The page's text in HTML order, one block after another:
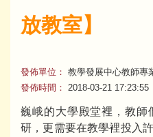
放教室】
發佈單位： 教學發展中心教師專
發佈時間：
2018-03-21 17:23:55
巍峨的大學殿堂裡，教師
研，更需要在教學裡投入